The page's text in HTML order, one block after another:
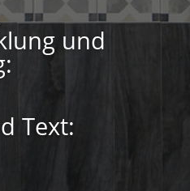
und
Text: